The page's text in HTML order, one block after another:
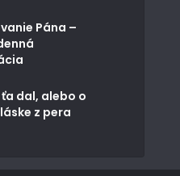
Pána –
ťa dal, alebo o
z pera